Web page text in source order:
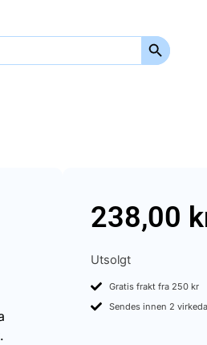
Search
238,00
Utsolgt
Gratis frakt fra 250 kr
Sendes innen 2